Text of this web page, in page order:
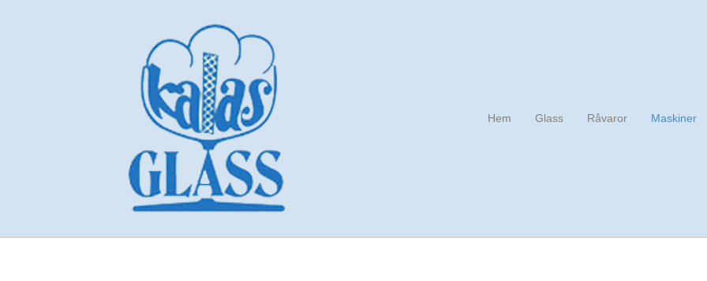
Hem Glass Råvaror Maskiner